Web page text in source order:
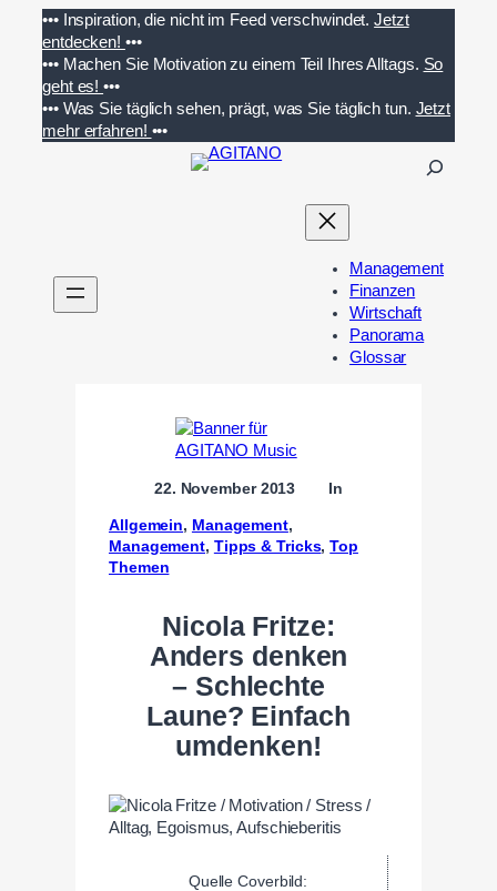
Inhalt
springen
••• Inspiration, die nicht im Feed verschwindet. Jetzt
entdecken! •••
••• Machen Sie Motivation zu einem Teil Ihres Alltags. So
geht es!•••
••• Was Sie täglich sehen, prägt, was Sie täglich tun. Jetzt
mehr erfahren! •••
n
Management
Finanzen
Wirtschaft
Panorama
Glossar
22. November 2013 In
Allgemein, Management
Management, Tipps & Tricks, Top
Themen
Nicola Fritze:
Anders denken
– Schlechte
Laune? Einfach
umdenken!
Quelle Coverbild: